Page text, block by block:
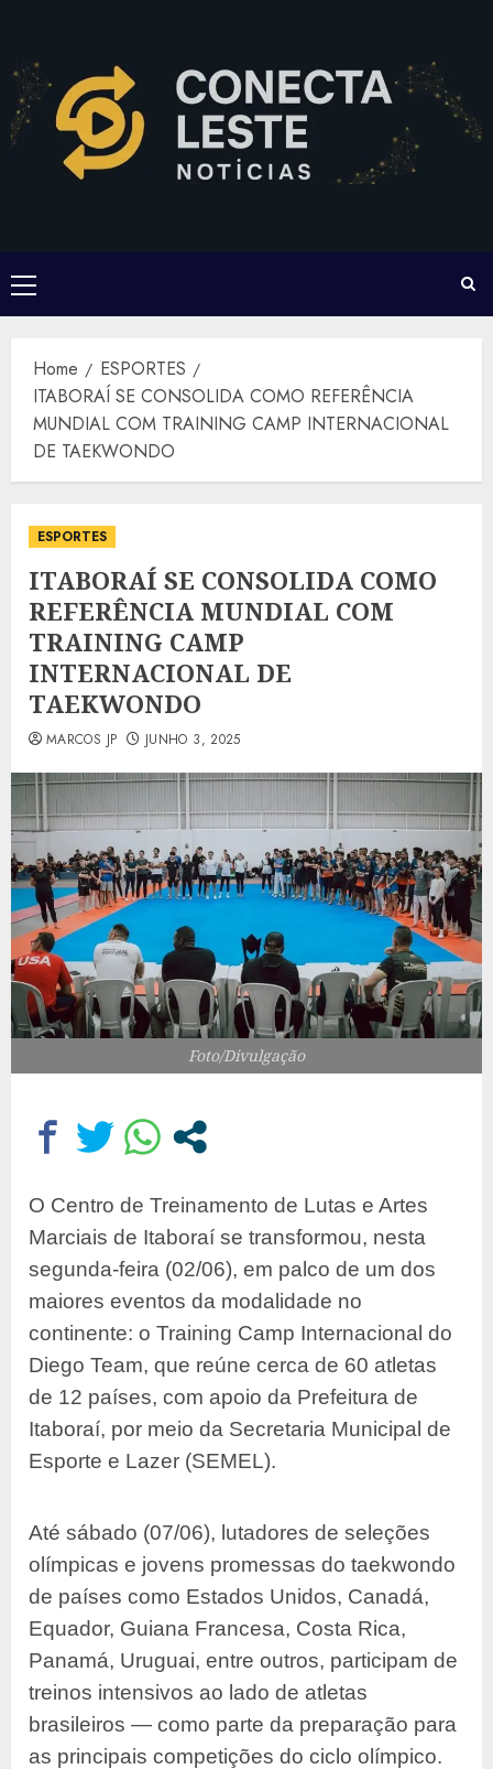
content
Primary
Menu
Home
ESPORTES
ITABORAÍ SE CONSOLIDA COMO REFERÊNCIA
MUNDIAL COM TRAINING CAMP INTERNACIONAL
DE TAEKWONDO
ESPORTES
ITABORAÍ SE CONSOLIDA COMO
REFERÊNCIA MUNDIAL COM
TRAINING CAMP
INTERNACIONAL DE
TAEKWONDO
MARCOS JP JUNHO 3, 2025
Foto/Divulgação
O Centro de Treinamento de Lutas e Artes
Marciais de Itaboraí se transformou, nesta
segunda-feira (02/06), em palco de um dos
maiores eventos da modalidade no
continente: o Training Camp Internacional do
Diego Team, que reúne cerca de 60 atletas
de 12 países, com apoio da Prefeitura de
Itaboraí, por meio da Secretaria Municipal de
Esporte e Lazer (SEMEL).
Até sábado (07/06), lutadores de seleções
olímpicas e jovens promessas do taekwondo
de países como Estados Unidos, Canadá,
Equador, Guiana Francesa, Costa Rica,
Panamá, Uruguai, entre outros, participam de
treinos intensivos ao lado de atletas
brasileiros — como parte da preparação para
as principais competições do ciclo olímpico.